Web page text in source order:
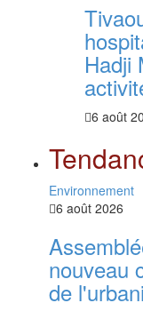
Hadji
6 août
Environnement
6 août 2026
nouveau
de